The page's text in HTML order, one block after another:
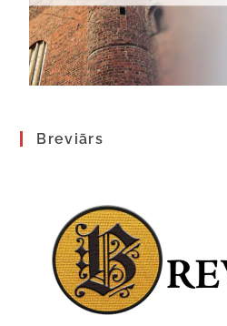
Breviārs